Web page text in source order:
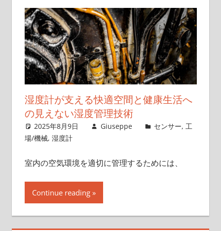
湿度計が支える快適空間と健康生活へ
の見えない湿度管理技術
2025年8月9日 Giuseppe センサー, 工
場/機械, 湿度計
室内の空気環境を適切に管理するためには、
Continue reading